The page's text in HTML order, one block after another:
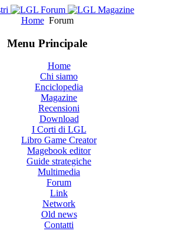
Home Forum
Menu Principale
Home
Chi siamo
Enciclopedia
Magazine
Recensioni
Download
I Corti di LGL
Libro Game Creator
Magebook editor
Guide strategiche
Multimedia
Forum
Link
Network
Old news
Contatti